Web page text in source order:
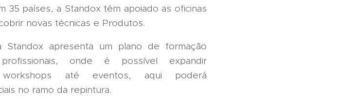
35 países, a Standox têm apoiado as oficinas
novas técnicas e Produtos.
apresenta um plano de formação
onde é possível expandir
workshops até eventos, aqui poderá
no ramo da repintura.